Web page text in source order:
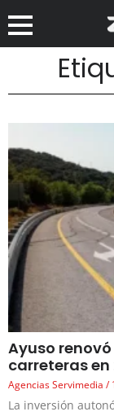
Ayuso
carreteras en
Agencias Servimedia
La inversión